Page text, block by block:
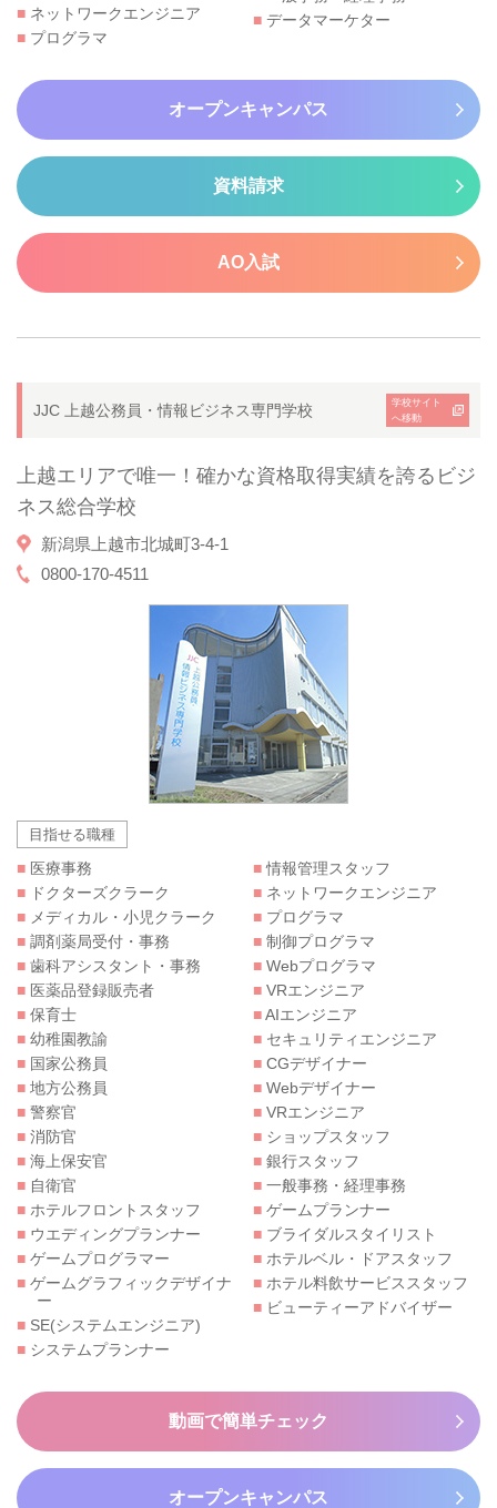
■ ネットワークエンジニア
■ プログラマ
■ データマーケター
オープンキャンパス
資料請求
AO入試
JJC 上越公務員・情報ビジネス専門学校
学校サイト
へ移動
上越エリアで唯一！確かな資格取得実績を誇るビジ
ネス総合学校
新潟県上越市北城町3-4-1
0800-170-4511
目指せる職種
■ 医療事務
■ ドクターズクラーク
■ メディカル・小児クラーク
■ 調剤薬局受付・事務
■ 歯科アシスタント・事務
■ 医薬品登録販売者
■ 保育士
■ 幼稚園教諭
■ 国家公務員
■ 地方公務員
■ 警察官
■ 消防官
■ 海上保安官
■ 自衛官
■ ホテルフロントスタッフ
■ ウエディングプランナー
■ ゲームプログラマー
■ ゲームグラフィックデザイナ
ー
■ SE(システムエンジニア)
■ システムプランナー
■情報管理スタッフ
■ ネットワークエンジニア
■ プログラマ
■ 制御プログラマ
■ Webプログラマ
■ VRエンジニア
■AIエンジニア
■ セキュリティエンジニア
■ CGデザイナー
■ Webデザイナー
■ VRエンジニア
■ ショップスタッフ
■ 銀行スタッフ
■ 一般事務・経理事務
■ ゲームプランナー
■ ブライダルスタイリスト
■ ホテルベル・ドアスタッフ
■ ホテル料飲サービススタッフ
■ ビューティーアドバイザー
動画で簡単チェック
オープンキャンパス